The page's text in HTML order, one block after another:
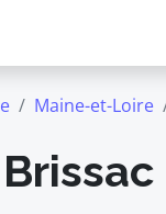
Maine-et-Loire